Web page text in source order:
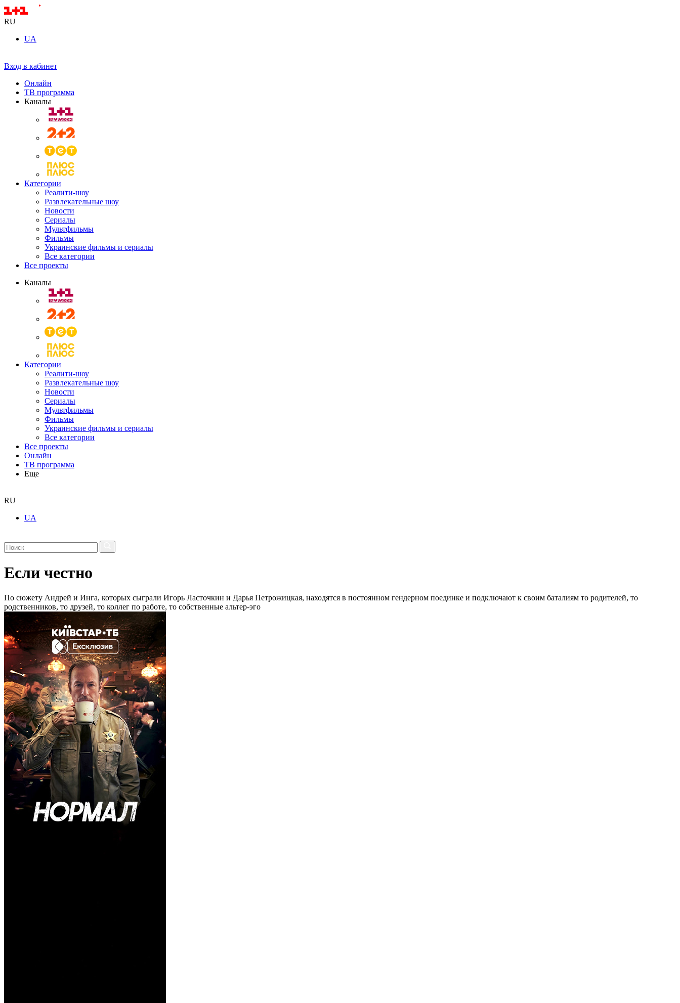
RU
UA
Вход в кабинет
Онлайн
ТВ программа
Каналы
Категории
Реалити-шоу
Развлекательные шоу
Новости
Сериалы
Мультфильмы
Фильмы
Украинские фильмы и сериалы
Все категории
Все проекты
Каналы
Категории
Реалити-шоу
Развлекательные шоу
Новости
Сериалы
Мультфильмы
Фильмы
Украинские фильмы и сериалы
Все категории
Все проекты
Онлайн
ТВ программа
Еще
RU
UA
Если честно
По сюжету Андрей и Инга, которых сыграли Игорь Ласточкин и Дарья Петрожицкая, находятся в постоянном гендерном поединке и подключают к своим баталиям то родителей, то
родственников, то друзей, то коллег по работе, то собственные альтер-эго